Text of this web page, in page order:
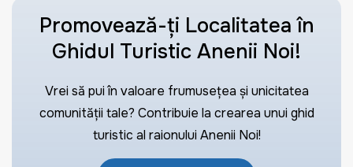
Promovează-ți Localitatea în
Ghidul Turistic Anenii Noi!
Vrei să pui în valoare frumusețea și unicitatea
comunității tale? Contribuie la crearea unui ghid
turistic al raionului Anenii Noi!